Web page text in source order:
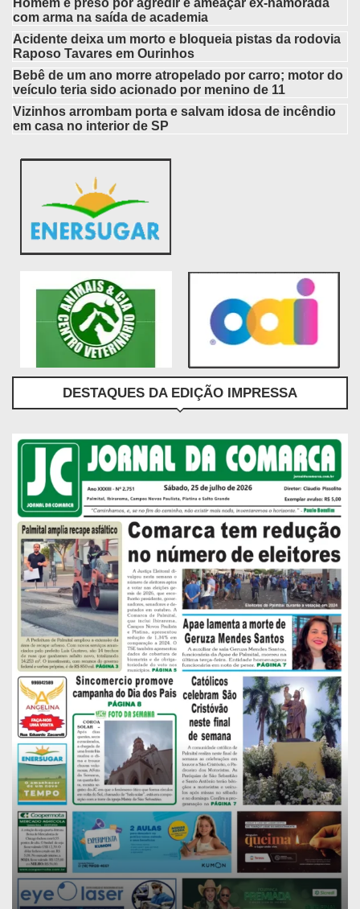
Homem é preso por agredir e ameaçar ex-namorada
com arma na saída de academia
Acidente deixa um morto e bloqueia pistas da rodovia
Raposo Tavares em Ourinhos
Bebê de um ano morre atropelado por carro; motor do
veículo teria sido acionado por menino de 11
Vizinhos arrombam porta e salvam idosa de incêndio
em casa no interior de SP
DESTAQUES DA EDIÇÃO IMPRESSA